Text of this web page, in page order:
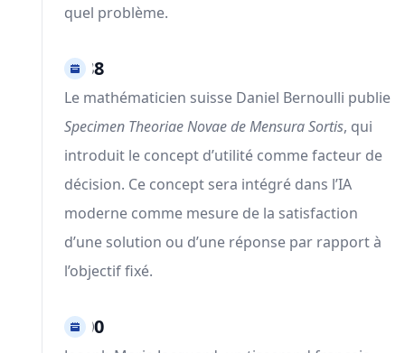
quel problème.
1738
Le mathématicien suisse Daniel Bernoulli publie
Specimen Theoriae Novae de Mensura Sortis, qui
introduit le concept d’utilité comme facteur de
décision. Ce concept sera intégré dans l’IA
moderne comme mesure de la satisfaction
d’une solution ou d’une réponse par rapport à
l’objectif fixé.
1800